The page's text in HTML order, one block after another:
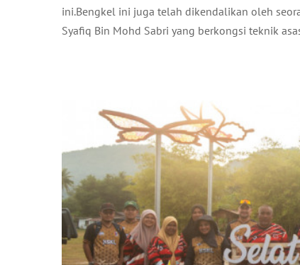
ini.Bengkel ini juga telah dikendalikan oleh
Syafiq Bin Mohd Sabri yang berkongsi teknik